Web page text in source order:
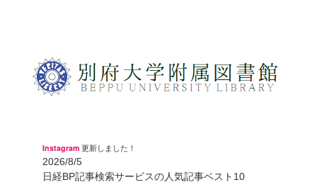
Instagram 更新しました！
2026/8/5
日経BP記事検索サービスの人気記事ベスト10